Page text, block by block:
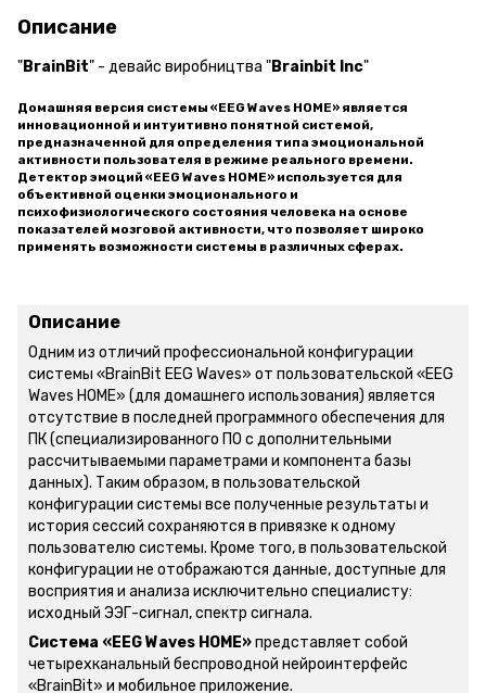
Описание
"BrainBit" - девайс виробництва "Brainbit Inc"
Домашняя версия системы «EEG Waves HOME» является
инновационной и интуитивно понятной системой,
предназначенной для определения типа эмоциональной
активности пользователя в режиме реального времени.
Детектор эмоций «EEG Waves HOME» используется для
объективной оценки эмоционального и
психофизиологического состояния человека на основе
показателей мозговой активности, что позволяет широко
применять возможности системы в различных сферах.
Описание
Одним из отличий профессиональной конфигурации
системы «BrainBit EEG Waves» от пользовательской «EEG
Waves HOME» (для домашнего использования) является
отсутствие в последней программного обеспечения для
ПК (специализированного ПО с дополнительными
рассчитываемыми параметрами и компонента базы
данных). Таким образом, в пользовательской
конфигурации системы все полученные результаты и
история сессий сохраняются в привязке к одному
пользователю системы. Кроме того, в пользовательской
конфигурации не отображаются данные, доступные для
восприятия и анализа исключительно специалисту:
исходный ЭЭГ-сигнал, спектр сигнала.
Система «EEG Waves HOME»представляет собой
четырехканальный беспроводной нейроинтерфейс
«BrainBit» и мобильное приложение.